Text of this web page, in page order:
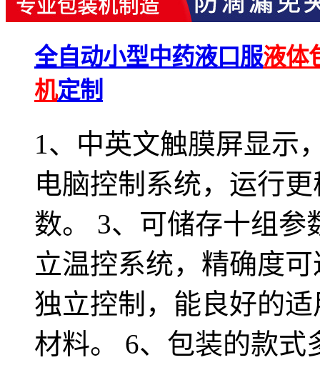
全自动小型中药液口服液体
机定制
1、中英文触膜屏显示
电脑控制系统，运行
数。 3、可储存十组参
立温控系统，精确度
独立控制，能良好的
材料。 6、包装的款